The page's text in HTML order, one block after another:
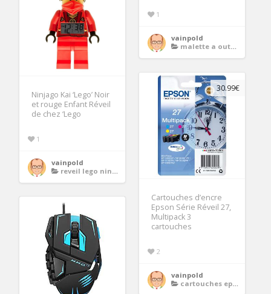
1
vainpold
malette a outils complete
Ninjago Kai ‘Lego’ Noir
et rouge Enfant Réveil
de chez ‘Lego
1
vainpold
reveil lego ninjago
30.99€
Cartouches d’encre
Epson Série Réveil 27,
Multipack 3
cartouches
2
vainpold
cartouches epson